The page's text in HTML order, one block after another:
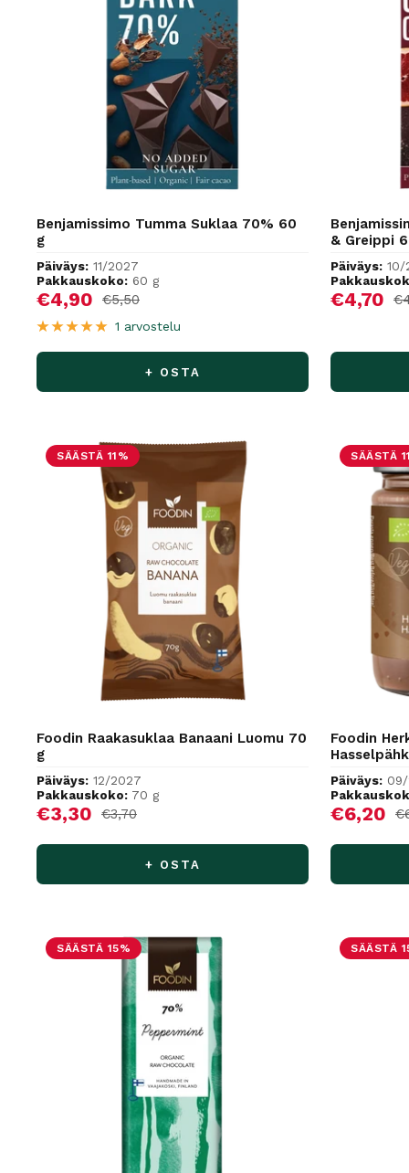
Benjamissimo Tumma Suklaa 70% 60
g
Päiväys: 11/2027
Pakkauskoko: 60 g
Alennushinta
€4,90 Normaalihinta
€5,50
1 arvostelu
+ OSTA
& Greippi
Päiväys: 10/
€4,70
SÄÄSTÄ 11%
Foodin Raakasuklaa Banaani Luomu 70
g
Päiväys: 12/2027
Pakkauskoko: 70 g
Alennushinta
€3,30 Normaalihinta
€3,70
+ OSTA
SÄÄSTÄ
Foodin
Päiväys:
€6,20
SÄÄSTÄ 15% SÄÄSTÄ